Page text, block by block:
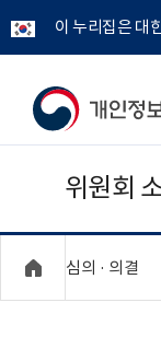
이 누리집은 대
개
보
보
위원회
심의 · 의결